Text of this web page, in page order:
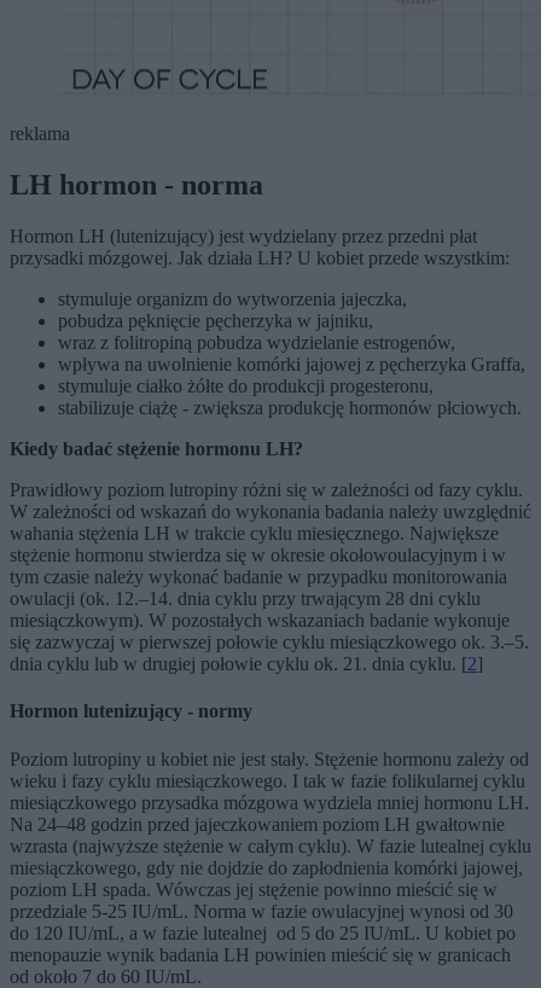
reklama
LH hormon - norma
Hormon LH (lutenizujący) jest wydzielany przez przedni płat
przysadki mózgowej. Jak działa LH? U kobiet przede wszystkim:
stymuluje organizm do wytworzenia jajeczka,
pobudza pęknięcie pęcherzyka w jajniku,
wraz z folitropiną pobudza wydzielanie estrogenów,
wpływa na uwolnienie komórki jajowej z pęcherzyka Graffa,
stymuluje ciałko żółte do produkcji progesteronu,
stabilizuje ciążę - zwiększa produkcję hormonów płciowych.
Kiedy badać stężenie hormonu LH?
Prawidłowy poziom lutropiny różni się w zależności od fazy cyklu.
W zależności od wskazań do wykonania badania należy uwzględnić
wahania stężenia LH w trakcie cyklu miesięcznego. Największe
stężenie hormonu stwierdza się w okresie okołowoulacyjnym i w
tym czasie należy wykonać badanie w przypadku monitorowania
owulacji (ok. 12.–14. dnia cyklu przy trwającym 28 dni cyklu
miesiączkowym). W pozostałych wskazaniach badanie wykonuje
się zazwyczaj w pierwszej połowie cyklu miesiączkowego ok. 3.–5.
dnia cyklu lub w drugiej połowie cyklu ok. 21. dnia cyklu. [2]
Hormon lutenizujący - normy
Poziom lutropiny u kobiet nie jest stały. Stężenie hormonu zależy od
wieku i fazy cyklu miesiączkowego. I tak w fazie folikularnej cyklu
miesiączkowego przysadka mózgowa wydziela mniej hormonu LH.
Na 24–48 godzin przed jajeczkowaniem poziom LH gwałtownie
wzrasta (najwyższe stężenie w całym cyklu). W fazie lutealnej cyklu
miesiączkowego, gdy nie dojdzie do zapłodnienia komórki jajowej,
poziom LH spada. Wówczas jej stężenie powinno mieścić się w
przedziale 5-25 IU/mL. Norma w fazie owulacyjnej wynosi od 30
do 120 IU/mL, a w fazie lutealnej od 5 do 25 IU/mL. U kobiet po
menopauzie wynik badania LH powinien mieścić się w granicach
od około 7 do 60 IU/mL.